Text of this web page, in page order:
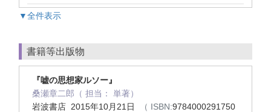
▼全件表示
書籍等出版物
『嘘の思想家ルソー』
桑瀬章二郎（ 担当： 単著）
岩波書店 2015年10月21日
（ ISBN:9784000291750